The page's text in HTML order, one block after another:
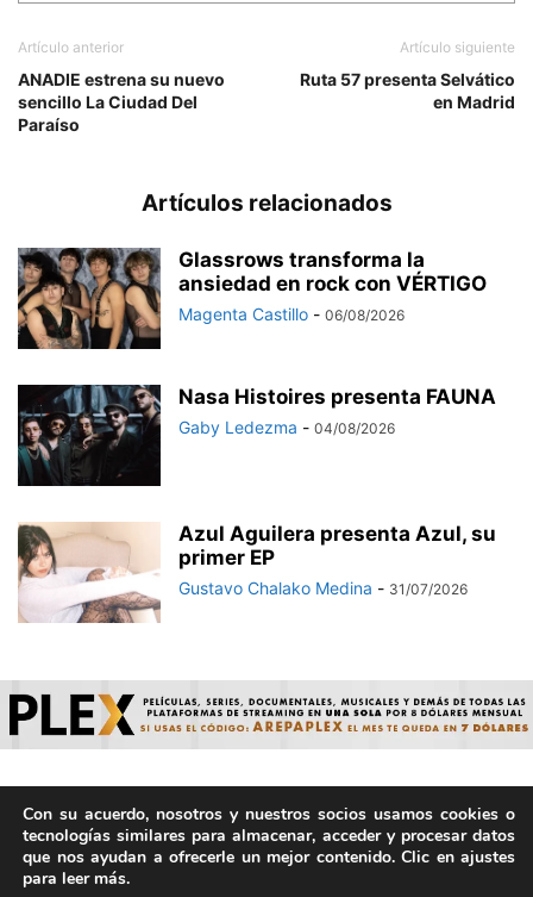
Artículo anterior
ANADIE estrena su nuevo
sencillo La Ciudad Del
Paraíso
Artículo siguiente
Ruta 57 presenta Selvático
en Madrid
Artículos relacionados
Glassrows transforma la
ansiedad en rock con VÉRTIGO
Magenta Castillo - 06/08/2026
Nasa Histoires presenta FAUNA
Gaby Ledezma - 04/08/2026
Azul Aguilera presenta Azul, su
primer EP
Gustavo Chalako Medina - 31/07/2026
© ArepaVolatil.Com 2021-2025 - Hecho por humanos, no por
IA. | Todos los derechos reservados.
Con su acuerdo, nosotros y nuestros socios usamos cookies o
tecnologías similares para almacenar, acceder y procesar datos
que nos ayudan a ofrecerle un mejor contenido. Clic en ajustes
para leer más.